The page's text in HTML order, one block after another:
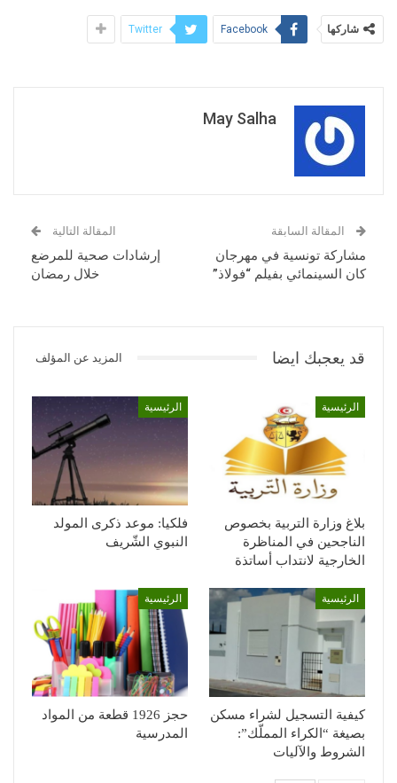
شاركها Facebook
Twitter
May Salha
المقالة السابقة
مشاركة تونسية في مهرجان
كان السينمائي بفيلم “فولاذ”
المقالة التالية
إرشادات صحية للمرضع
خلال رمضان
قد يعجبك ايضا المزيد عن المؤلف
الرئيسية
بلاغ وزارة التربية بخصوص
الناجحين في المناظرة
الخارجية لانتداب أساتذة
الرئيسية
فلكيا: موعد ذكرى المولد
النبوي الشّريف
الرئيسية
كيفية التسجيل لشراء مسكن
بصيغة “الكراء المملّك”:
الشروط والآليات
الرئيسية
حجز 1926 قطعة من المواد
المدرسية